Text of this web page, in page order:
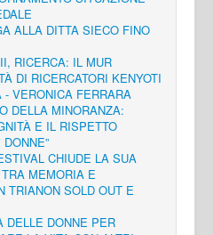
ALLA DITTA SIECO FINO
RICERCA: IL MUR
DI RICERCATORI KENYOTI
- VERONICA FERRARA
DELLA MINORANZA:
E IL RISPETTO
CHIUDE LA SUA
MEMORIA E
TRIANON SOLD OUT E
DELLE DONNE PER